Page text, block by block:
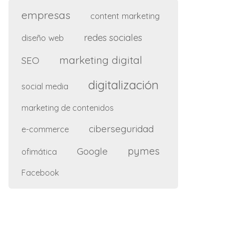
empresas content marketing
diseño web redes sociales
SEO marketing digital
social media digitalización
marketing de contenidos
e-commerce ciberseguridad
ofimática Google pymes
Facebook